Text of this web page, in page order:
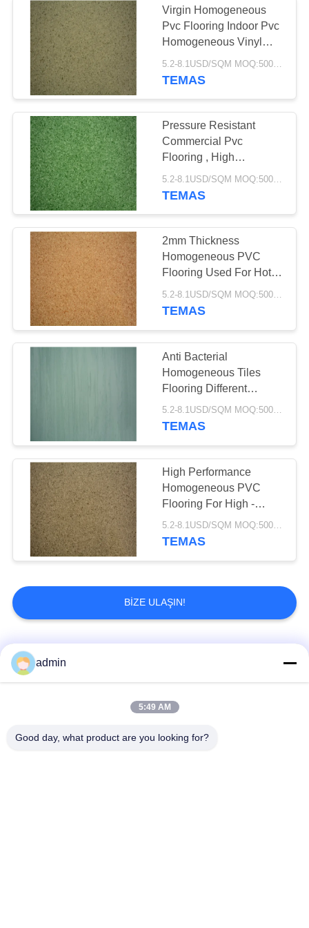
Virgin Homogeneous
Pvc Flooring Indoor Pvc
Homogeneous Vinyl
2*20M
TEMAS
Pressure Resistant
Commercial Pvc
Flooring , High
Resilience Indoor Vinyl
Flooring
TEMAS
2mm Thickness
Homogeneous PVC
Flooring Used For Hotel
/ Library / School
5.2-8.1USD/SQM MOQ:500SQM
TEMAS
Anti Bacterial
Homogeneous Tiles
Flooring Different
Patterns Available
5.2-8.1USD/SQM MOQ:500SQM
TEMAS
High Performance
Homogeneous PVC
Flooring For High -
Traffic And Industrial
Areas
5.2-8.1USD/SQM MOQ:500SQM
TEMAS
BIZE ULAŞIN!
Popüler Kategoriler
Lüks Vinyl Plakalı
admin
5:49 AM
Good day, what product are you looking for?